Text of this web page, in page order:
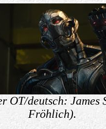
OT/deutsch: James
Fröhlich).